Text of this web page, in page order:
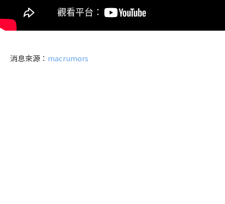
消息來源： macrumors